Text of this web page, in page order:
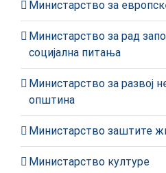
Министарство за
Министарство за рад
социјална питања
Министарство за развој
општина
Министарство заштите
Министарство културе